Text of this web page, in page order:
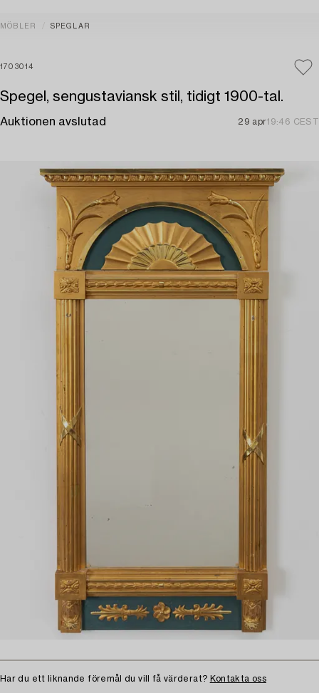
MÖBLER SPEGLAR
1703014
Spegel, sengustaviansk stil, tidigt 1900-tal.
Auktionen avslutad 29 apr19:46 CEST
Har du ett liknande föremål du vill få värderat? Kontakta oss